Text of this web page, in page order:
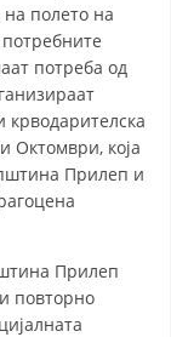
на полето на
потреба од
крводарителска
Октомври, која
Прилеп и
Прилеп
повторно